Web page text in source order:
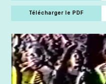
Télécharger le PDF